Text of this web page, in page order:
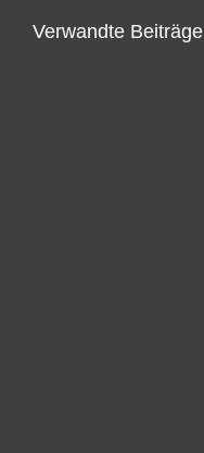
Verwandte Beiträge